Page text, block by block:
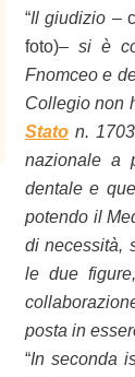
“Il giudizio –
foto)– si è
Fnomceo e
Collegio non
Stato n.
nazionale a
dentale e
potendo il
di necessità,
le due
posta in
“In seconda